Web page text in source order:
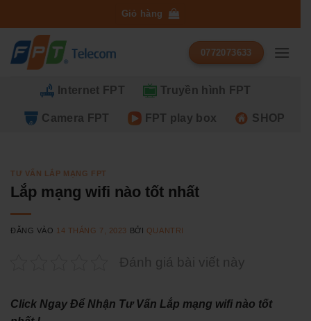
qua
dung
Giỏ hàng
0772073633
Internet FPT Truyền hình FPT
Camera FPT FPT play box SHOP
TƯ VẤN LẮP MẠNG FPT
Lắp mạng wifi nào tốt nhất
ĐĂNG VÀO 14 THÁNG 7, 2023 BỞI QUANTRI
Đánh giá bài viết này
Click Ngay Để Nhận Tư Vấn Lắp mạng wifi nào tốt